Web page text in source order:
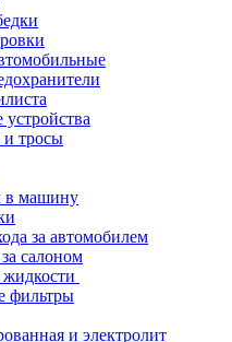
тросы
в машину
за автомобилем
салоном
фильтры
и электролит